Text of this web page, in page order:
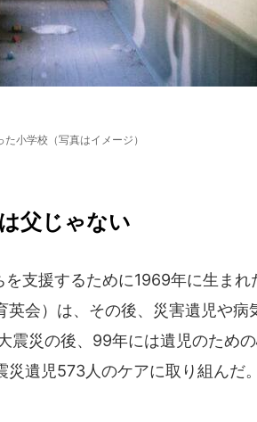
た小学校（写真はイメージ）
父じゃない
支援するために1969年に生まれ
会）は、その後、災害遺児や病
震災の後、99年には遺児のため
遺児573人のケアに取り組んだ。